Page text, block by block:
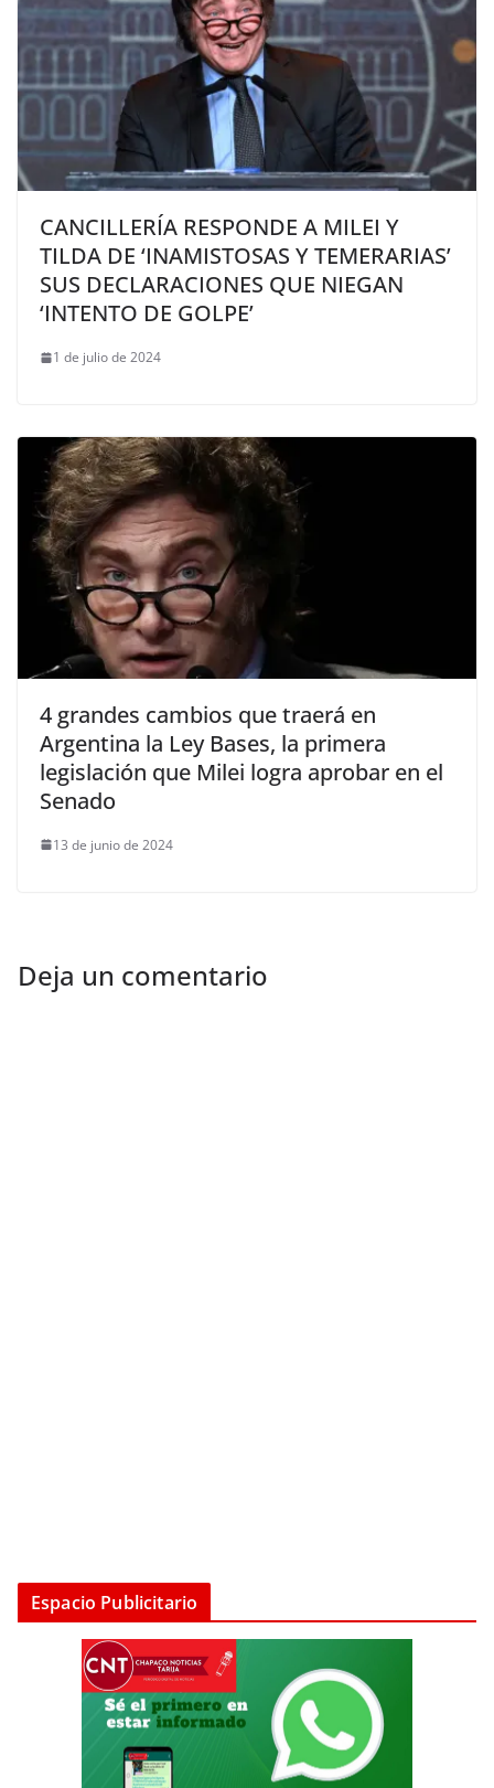
CANCILLERÍA RESPONDE A MILEI Y
TILDA DE ‘INAMISTOSAS Y TEMERARIAS’
SUS DECLARACIONES QUE NIEGAN
‘INTENTO DE GOLPE’
1 de julio de 2024
4 grandes cambios que traerá en
Argentina la Ley Bases, la primera
legislación que Milei logra aprobar en el
Senado
13 de junio de 2024
Deja un comentario
Espacio Publicitario